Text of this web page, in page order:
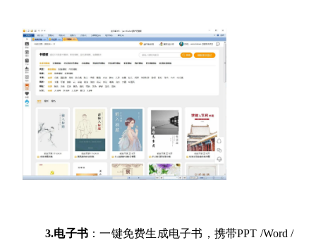
3.电子书 ：一键免费生成电子书，携带PPT /Word /